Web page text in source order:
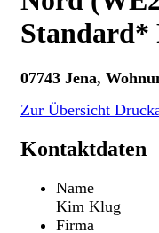
Standard*
07743 Jena,
Zur Übersicht
Kontaktdaten
Name
Kim Klug
Firma